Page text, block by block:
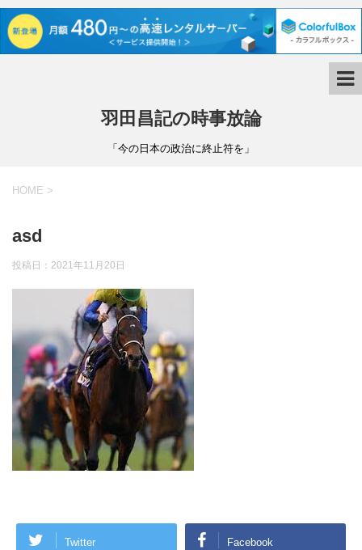
羽田昌記の時事放論
「今の日本の政治に終止符を」
HOME >
asd
投稿日： 2021年11月20日
Twitter Facebook